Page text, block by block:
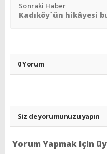
Sonraki Haber
0 Yorum
Siz de yorumunuzu yapın
Yorum Yapmak için